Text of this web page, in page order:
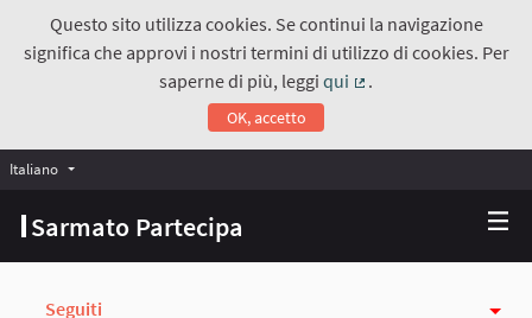
Questo sito utilizza cookies. Se continui la navigazione
significa che approvi i nostri termini di utilizzo di cookies. Per
saperne di più, leggiqui
.
OK, accetto
Sarmato Partecipa
Italiano Choose language
Seguiti